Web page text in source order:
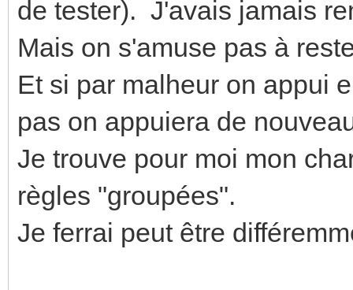
de tester). J'avais jamais
Mais on s'amuse pas à
Et si par malheur on appui
pas on appuiera de
Je trouve pour moi mon
règles "groupées".
Je ferrai peut être